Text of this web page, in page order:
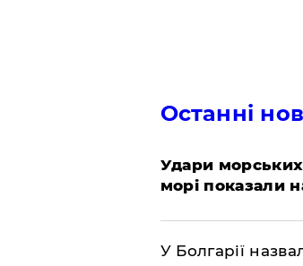
Останні
Удари
морі показали
У Болгарії